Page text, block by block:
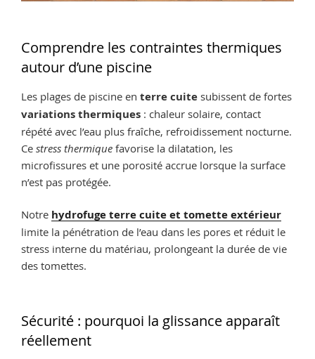
Comprendre les contraintes thermiques
autour d’une piscine
Les plages de piscine en terre cuite subissent de fortes
variations thermiques : chaleur solaire, contact
répété avec l’eau plus fraîche, refroidissement nocturne.
Ce stress thermique favorise la dilatation, les
microfissures et une porosité accrue lorsque la surface
n’est pas protégée.
Notre hydrofuge terre cuite et tomette extérieur
limite la pénétration de l’eau dans les pores et réduit le
stress interne du matériau, prolongeant la durée de vie
des tomettes.
Sécurité : pourquoi la glissance apparaît
réellement